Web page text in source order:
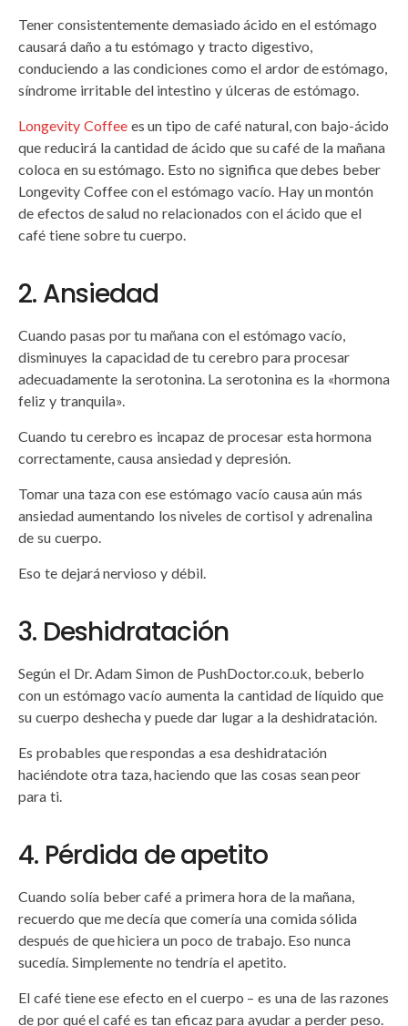
Tener consistentemente demasiado ácido en el estómago
causará daño a tu estómago y tracto digestivo,
conduciendo a las condiciones como el ardor de estómago,
síndrome irritable del intestino y úlceras de estómago.
Longevity Coffeees un tipo de café natural, con bajo-ácido
que reducirá la cantidad de ácido que su café de la mañana
coloca en su estómago. Esto no significa que debes beber
Longevity Coffee con el estómago vacío. Hay un montón
de efectos de salud no relacionados con el ácido que el
café tiene sobre tu cuerpo.
2. Ansiedad
Cuando pasas por tu mañana con el estómago vacío,
disminuyes la capacidad de tu cerebro para procesar
adecuadamente la serotonina. La serotonina es la «hormona
feliz y tranquila».
Cuando tu cerebro es incapaz de procesar esta hormona
correctamente, causa ansiedad y depresión.
Tomar una taza con ese estómago vacío causa aún más
ansiedad aumentando los niveles de cortisol y adrenalina
de su cuerpo.
Eso te dejará nervioso y débil.
3. Deshidratación
Según el Dr. Adam Simon de PushDoctor.co.uk, beberlo
con un estómago vacío aumenta la cantidad de líquido que
su cuerpo deshecha y puede dar lugar a la deshidratación.
Es probables que respondas a esa deshidratación
haciéndote otra taza, haciendo que las cosas sean peor
para ti.
4. Pérdida de apetito
Cuando solía beber café a primera hora de la mañana,
recuerdo que me decía que comería una comida sólida
después de que hiciera un poco de trabajo. Eso nunca
sucedía. Simplemente no tendría el apetito.
El café tiene ese efecto en el cuerpo – es una de las razones
de por qué el café es tan eficaz para ayudar a perder peso.